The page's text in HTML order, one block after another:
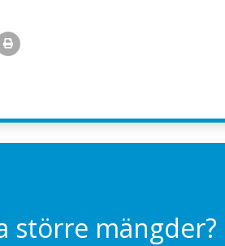
större mängder?